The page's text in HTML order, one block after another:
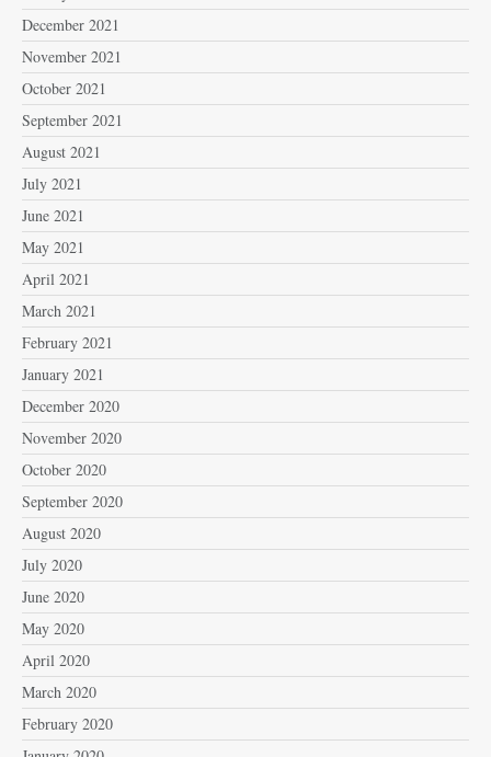
December 2021
November 2021
October 2021
September 2021
August 2021
July 2021
June 2021
May 2021
April 2021
March 2021
February 2021
January 2021
December 2020
November 2020
October 2020
September 2020
August 2020
July 2020
June 2020
May 2020
April 2020
March 2020
February 2020